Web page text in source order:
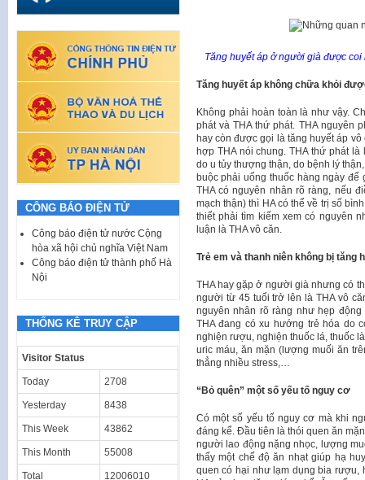
Tăng huyết áp ở người già được
Tăng huyết áp không chữa khỏi
Không phải hoàn toàn là như vậy.
phát và THA thứ phát. THA nguyên
hay còn được gọi là tăng huyết áp
hợp THA nói chung. THA thứ phát
do u tủy thượng thận, do bệnh lý
buộc phải uống thuốc hàng ngày
THA có nguyên nhân rõ ràng, nếu
mạch thận) thì HA có thể về trị số
thiết phải tìm kiếm xem có nguyên
luận là THA vô căn.
Trẻ em và thanh niên không bị tăng
THA hay gặp ở người già nhưng có
người từ 45 tuổi trở lên là THA vô
nguyên nhân rõ ràng như hẹp
THA đang có xu hướng trẻ hóa do
nghiện rượu, nghiện thuốc lá, thuốc
uric máu, ăn mặn (lượng muối ăn
thẳng nhiều stress,…
“Bỏ quên” một số yếu tố nguy cơ
Có một số yếu tố nguy cơ mà khi
đáng kể. Đầu tiên là thói quen ăn
người lao động nặng nhọc, lượng
thấy một chế độ ăn nhạt giúp hạ
quen có hại như lạm dụng bia rượu,
CÔNG BÁO ĐIỆN TỬ
Công báo điện tử nước Cộng
hòa xã hội chủ nghĩa Việt Nam
Công báo điện tử thành phố Hà
Nội
THỐNG KÊ TRUY CẬP
Visitor Status
Today 2708
Yesterday 8438
This Week 43862
This Month 55008
Total 12006010